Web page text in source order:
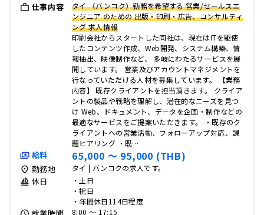
仕事内容
タイ （バンコク）勤務を希望する 営業/セールスエ
ンジニア のための 出版・印刷・広告、コンサルティ
ング 求人情報
印刷会社からスタートした同社は、現在はITを駆使
したコンテンツ作成、Web開発、システム構築、情
報抽出、映像制作など、 多岐にわたるサービスを展
開しています。 営業及びアカウントマネジメントを
行なっていただける人材を募集しています。 【業務
内容】 既存クライアントを担当頂きます。 クライア
ントの製品や戦略を理解し、潜在的なニーズを見つ
け Web、ドキュメント、データを企画・制作などの
最適なサービスをご提案いただきます。 ・既存のク
ライアントへの営業活動、フォローアップ対応、課
題ヒアリング ・既…
給料 65,000 〜 95,000 (THB)
勤務地 タイ | バンコクの求人です。
休日
・土日
・祝日
・年間休日114日程度
8:00 〜 17:15